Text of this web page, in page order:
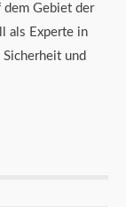
dem Gebiet der
als Experte in
und